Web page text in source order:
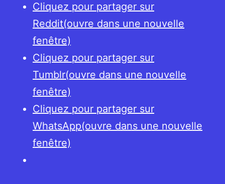
Cliquez pour partager sur
Reddit(ouvre dans une nouvelle
fenêtre)
Cliquez pour partager sur
Tumblr(ouvre dans une nouvelle
fenêtre)
Cliquez pour partager sur
WhatsApp(ouvre dans une nouvelle
fenêtre)